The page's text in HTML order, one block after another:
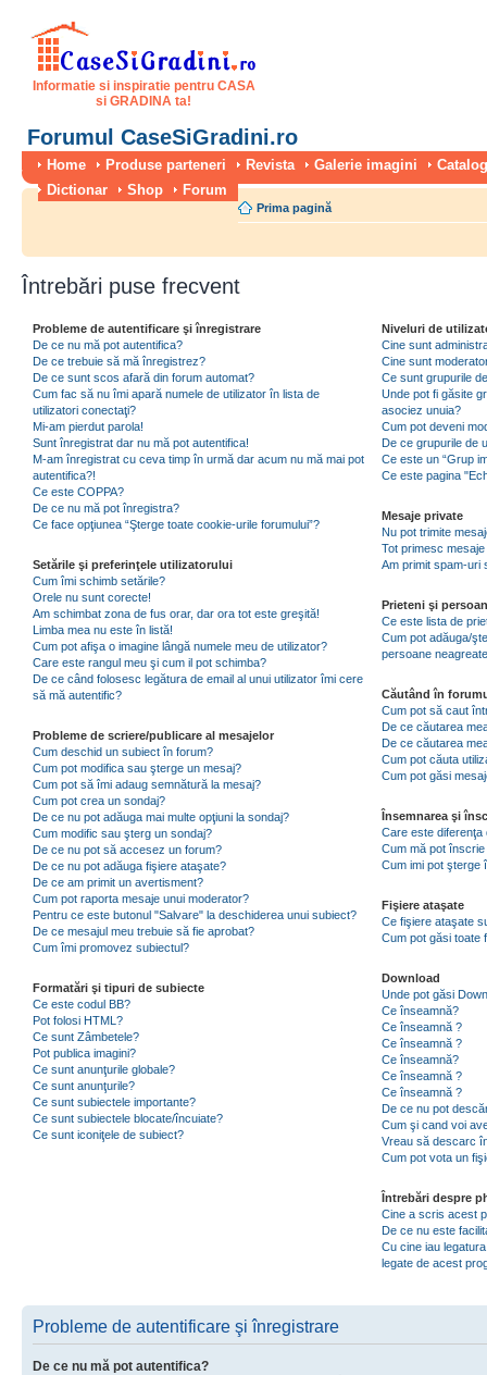
Informatie si inspiratie pentru CASA
si GRADINA ta!
Forumul CaseSiGradini.ro
Home Produse parteneri Revista Galerie imagini
Dictionar
Shop Forum
Prima pagină
Întrebări puse frecvent
Probleme de autentificare şi înregistrare
De ce nu mă pot autentifica?
De ce trebuie să mă înregistrez?
De ce sunt scos afară din forum automat?
Cum fac să nu îmi apară numele de utilizator în lista de
utilizatori conectaţi?
Mi-am pierdut parola!
Sunt înregistrat dar nu mă pot autentifica!
M-am înregistrat cu ceva timp în urmă dar acum nu mă mai pot
autentifica?!
Ce este COPPA?
De ce nu mă pot înregistra?
Ce face opţiunea “Şterge toate cookie-urile forumului”?
Setările şi preferinţele utilizatorului
Cum îmi schimb setările?
Orele nu sunt corecte!
Am schimbat zona de fus orar, dar ora tot este greşită!
Limba mea nu este în listă!
Cum pot afişa o imagine lângă numele meu de utilizator?
Care este rangul meu şi cum il pot schimba?
De ce când folosesc legătura de email al unui utilizator îmi cere
să mă autentific?
Probleme de scriere/publicare al mesajelor
Cum deschid un subiect în forum?
Cum pot modifica sau şterge un mesaj?
Cum pot să îmi adaug semnătură la mesaj?
Cum pot crea un sondaj?
De ce nu pot adăuga mai multe opţiuni la sondaj?
Cum modific sau şterg un sondaj?
De ce nu pot să accesez un forum?
De ce nu pot adăuga fişiere ataşate?
De ce am primit un avertisment?
Cum pot raporta mesaje unui moderator?
Pentru ce este butonul "Salvare" la deschiderea unui subiect?
De ce mesajul meu trebuie să fie aprobat?
Cum îmi promovez subiectul?
Formatări şi tipuri de subiecte
Ce este codul BB?
Pot folosi HTML?
Ce sunt Zâmbetele?
Pot publica imagini?
Ce sunt anunţurile globale?
Ce sunt anunţurile?
Ce sunt subiectele importante?
Ce sunt subiectele blocate/încuiate?
Ce sunt iconiţele de subiect?
Niveluri de
Cine sunt
Cine sunt
Ce sunt grupurile
Unde pot fi găsite
asociez unuia?
Cum pot deveni
De ce grupurile de
Ce este un “Grup
Ce este pagina
Mesaje private
Nu pot trimite
Tot primesc
Am primit spam-uri
Prieteni şi
Ce este lista de
Cum pot adăuga/
persoane
Căutând în
Cum pot să caut
De ce căutarea
De ce căutarea
Cum pot căuta
Cum pot găsi
Însemnarea şi
Care este
Cum mă pot
Cum imi pot şterge
Fişiere ataşate
Ce fişiere ataşate
Cum pot găsi toate
Download
Unde pot găsi
Ce înseamnă?
Ce înseamnă ?
Ce înseamnă ?
Ce înseamnă?
Ce înseamnă ?
Ce înseamnă ?
De ce nu pot
Cum şi cand voi
Vreau să descarc
Cum pot vota un
Întrebări despre
Cine a scris acest
De ce nu este
Cu cine iau
legate de acest
Probleme de autentificare şi înregistrare
De ce nu mă pot autentifica?